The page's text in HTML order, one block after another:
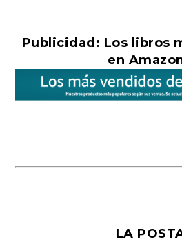
Publicidad: Los libros
en
LA